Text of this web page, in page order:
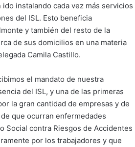
instalando cada vez más servicios
del ISL. Esto beneficia
y también del resto de la
de sus domicilios en una materia
Camila Castillo.
el mandato de nuestra
del ISL, y una de las primeras
la gran cantidad de empresas y de
que ocurran enfermedades
Social contra Riesgos de Accidentes
por los trabajadores y que